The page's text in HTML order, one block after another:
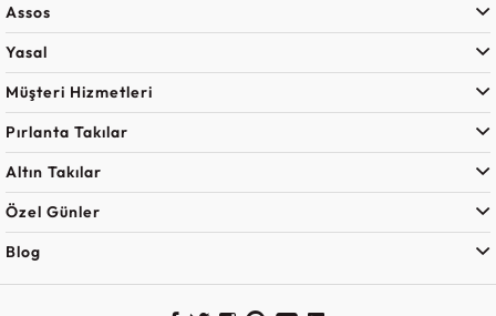
Assos
Yasal
Müşteri Hizmetleri
Pırlanta Takılar
Altın Takılar
Özel Günler
Blog